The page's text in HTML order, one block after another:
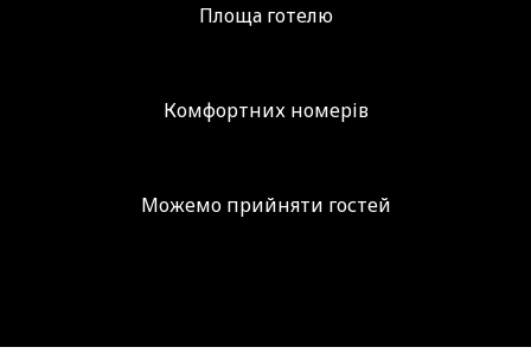
Площа готелю
Комфортних номерів
Можемо прийняти гостей